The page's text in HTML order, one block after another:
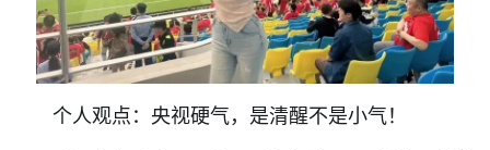
个人观点：央视硬气，是清醒不是小气！